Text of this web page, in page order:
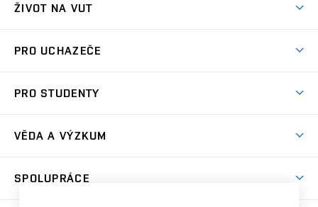
ŽIVOT NA VUT
Koleje
Sport na VUT
Brno
PRO UCHAZEČE
Dny otevřených dveří
Celoživotní vzdělávání
PRO STUDENTY
Harmonogram akademického roku
Závěrečné práce
Zpracování osobních údajů studentů
Sociální bezpečí
Studium bez bariér
VĚDA A VÝZKUM
SPOLUPRÁCE